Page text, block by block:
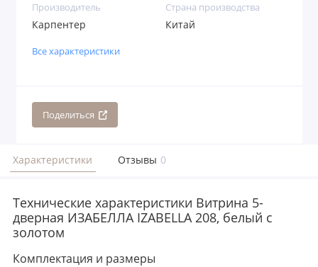
Производитель
Карпентер
Страна производства
Китай
Все характеристики
Поделиться
Характеристики Отзывы 0
Технические характеристики Витрина 5-
дверная ИЗАБЕЛЛА IZABELLA 208, белый с
золотом
Комплектация и размеры